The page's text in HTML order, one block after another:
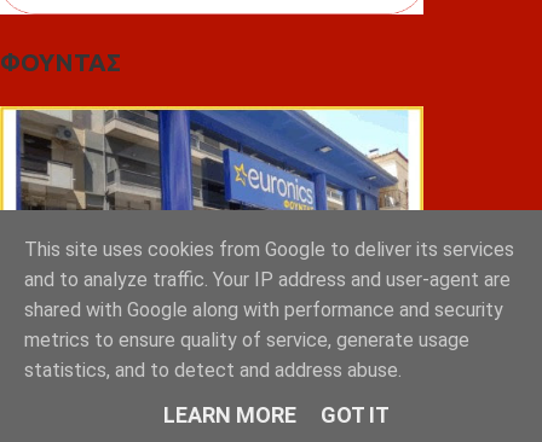
ΦΟΥΝΤΑΣ
This site uses cookies from Google to deliver its services
and to analyze traffic. Your IP address and user-agent are
shared with Google along with performance and security
metrics to ensure quality of service, generate usage
statistics, and to detect and address abuse.
LEARN MORE GOT IT